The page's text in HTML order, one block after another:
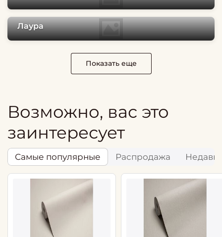
Лаура
Показать еще
Возможно, вас это
заинтересует
Самые популярные Распродажа